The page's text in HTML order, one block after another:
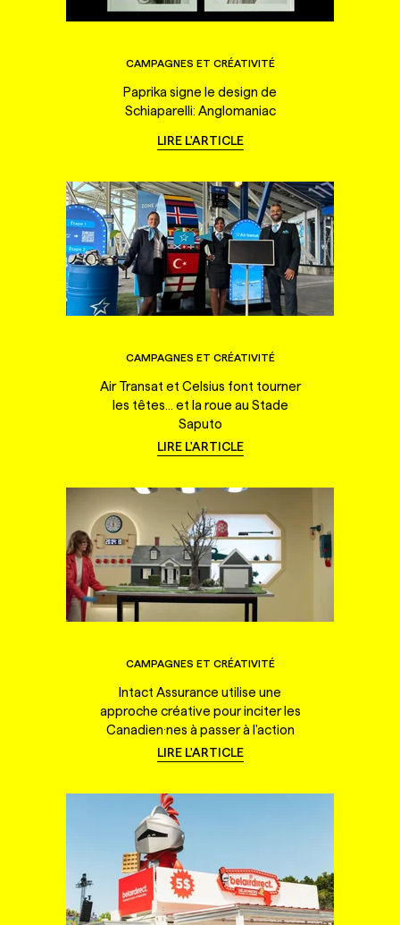
CAMPAGNES ET CRÉATIVITÉ
Paprika signe le design de
Schiaparelli: Anglomaniac
LIRE L'ARTICLE
CAMPAGNES ET CRÉATIVITÉ
Air Transat et Celsius font tourner
les têtes... et la roue au Stade
Saputo
LIRE L'ARTICLE
CAMPAGNES ET CRÉATIVITÉ
Intact Assurance utilise une
approche créative pour inciter les
Canadien·nes à passer à l'action
LIRE L'ARTICLE